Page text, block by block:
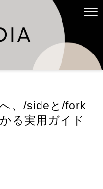
、/sideと/fork
る実用ガイド